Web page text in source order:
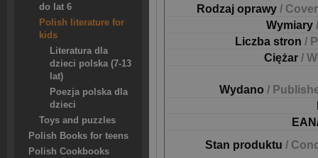
do lat 6
Polish literature for
kids
Literatura dla
dzieci polska (7-13
lat)
Poezja polska dla
dzieci
Toys and puzzles
Polish Books for teens
Polish Cookbooks
Rodzaj oprawy /
Wymiary
Liczba stron /
Ciężar /
Wydano /
Stan produktu /